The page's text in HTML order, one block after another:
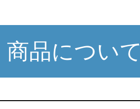
商品について